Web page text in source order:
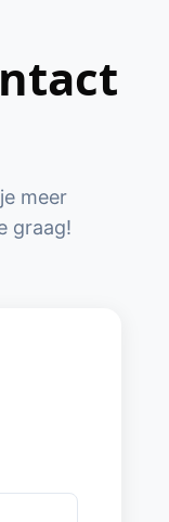
meer
graag!